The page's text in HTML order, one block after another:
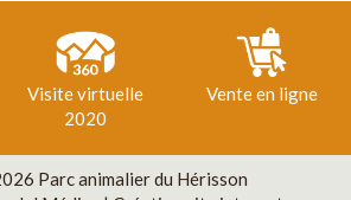
Visite virtuelle
2020
Vente en ligne
Parc animalier du Hérisson